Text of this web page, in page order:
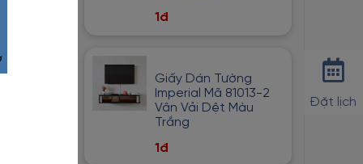
1đ
Giấy Dán Tường
Imperial Mã 81013-2
Vân Vải Dệt Màu
Trắng
1đ
Đặt lịch